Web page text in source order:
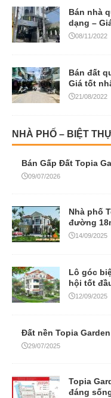
Bán nhà
dạng –
08/11/2022
Bán đất
Giá tốt
21/08/2022
NHÀ PHỐ – BIỆT
Bán Gấp Đất Topia
09/07/2026
Nhà phố
đường
14/09/2025
Lô góc
hội tốt
12/09/2025
Đất nền Topia
29/07/2025
Topia
đáng